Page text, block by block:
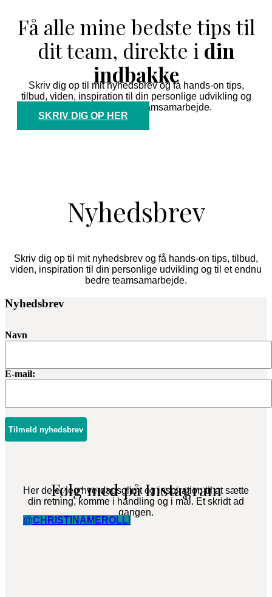
Få alle mine bedste tips til
dit team, direkte i din
indbakke
Skriv dig op til mit nyhedsbrev og få hands-on tips,
tilbud, viden, inspiration til din personlige udvikling og
til et endnu bedre teamsamarbejde.
SKRIV DIG OP HER
Nyhedsbrev
Skriv dig op til mit nyhedsbrev og få hands-on tips, tilbud,
viden, inspiration til din personlige udvikling og til et endnu
bedre teamsamarbejde.
Nyhedsbrev
Navn
E-mail:
Tilmeld nyhedsbrev
Følg med på Instagram
Her deler jeg hverdagsglimt og inspiration til at sætte
din retning, komme i handling og i mål. Et skridt ad
gangen.
@CHRISTINAMEROLLI